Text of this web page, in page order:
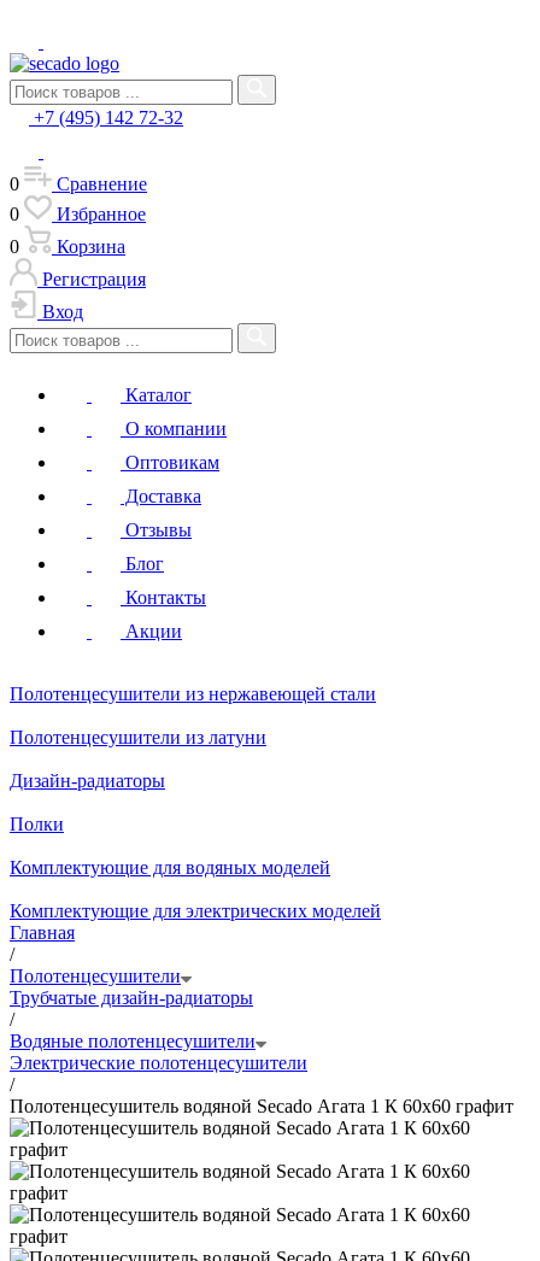
+7 (495) 142 72-32
0
Сравнение
0
Избранное
0
Корзина
Регистрация
Вход
Каталог
О компании
Оптовикам
Доставка
Отзывы
Блог
Контакты
Акции
Полотенцесушители из нержавеющей стали
Полотенцесушители из латуни
Дизайн-радиаторы
Полки
Комплектующие для водяных моделей
Комплектующие для электрических моделей
Главная
/
Полотенцесушители
Трубчатые дизайн-радиаторы
/
Водяные полотенцесушители
Электрические полотенцесушители
/
Полотенцесушитель водяной Secado Агата 1 К 60x60 графит